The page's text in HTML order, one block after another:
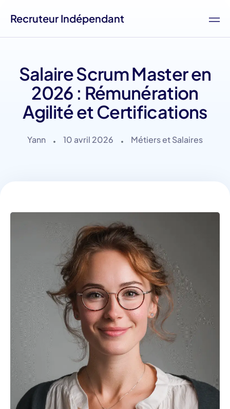
Recruteur Indépendant
Salaire Scrum Master en
2026 : Rémunération
Agilité et Certifications
Yann 10 avril 2026 Métiers et Salaires